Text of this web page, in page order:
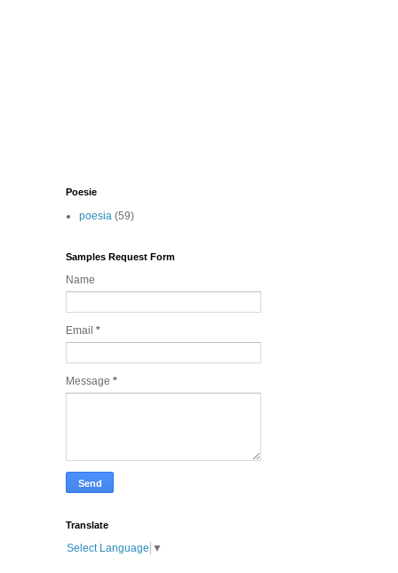
Poesie
poesia (59)
Samples Request Form
Name
Email *
Message *
Translate
Select Language ▼